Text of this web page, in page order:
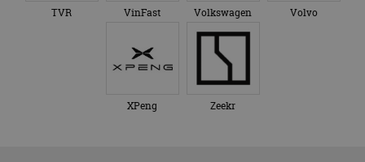
TVR VinFast Volkswagen Volvo
XPeng Zeekr